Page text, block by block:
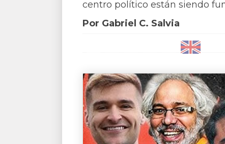
centro político están siendo
Por Gabriel C. Salvia